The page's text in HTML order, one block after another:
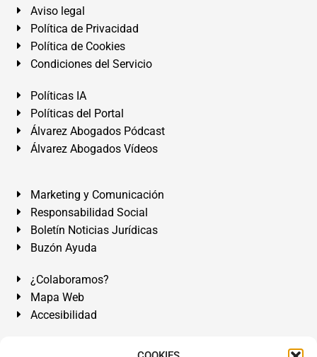
Aviso legal
Política de Privacidad
Política de Cookies
Condiciones del Servicio
Políticas IA
Políticas del Portal
Álvarez Abogados Pódcast
Álvarez Abogados Vídeos
Marketing y Comunicación
Responsabilidad Social
Boletín Noticias Jurídicas
Buzón Ayuda
¿Colaboramos?
Mapa Web
Accesibilidad
Álvarez Abogados Tenerife:Calle Teobaldo Power Nº 7,